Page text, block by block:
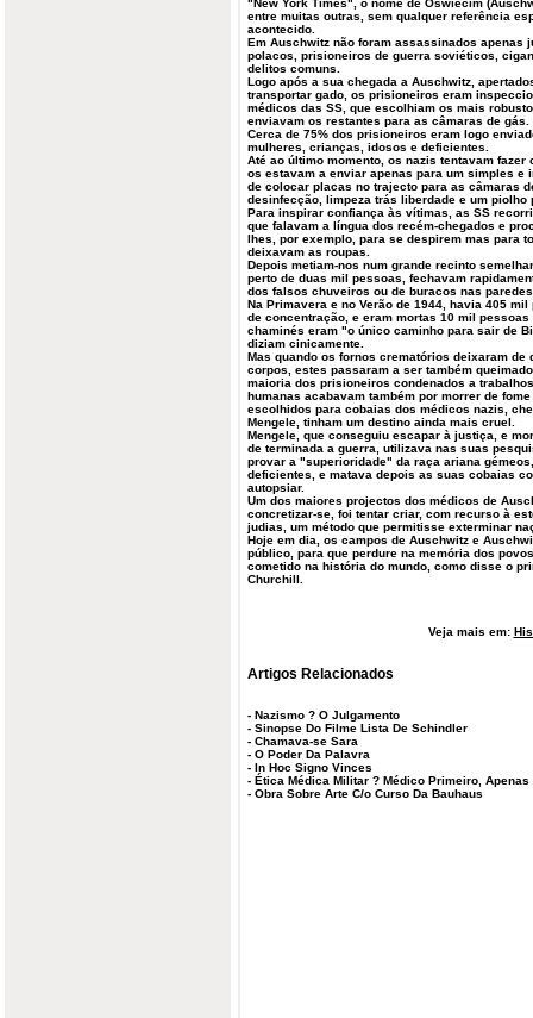
"New York Times", o nome de Oswiecim
entre muitas outras, sem qualquer referência
acontecido.
Em Auschwitz não foram assassinados apenas
polacos, prisioneiros de guerra soviéticos,
delitos comuns.
Logo após a sua chegada a Auschwitz,
transportar gado, os prisioneiros eram
médicos das SS, que escolhiam os mais
enviavam os restantes para as câmaras de gás.
Cerca de 75% dos prisioneiros eram logo
mulheres, crianças, idosos e deficientes.
Até ao último momento, os nazis tentavam
os estavam a enviar apenas para um simples e
de colocar placas no trajecto para as câmaras
desinfecção, limpeza trás liberdade e um piolho
Para inspirar confiança às vítimas, as SS
que falavam a língua dos recém-chegados e
lhes, por exemplo, para se despirem mas para
deixavam as roupas.
Depois metiam-nos num grande recinto
perto de duas mil pessoas, fechavam
dos falsos chuveiros ou de buracos nas
Na Primavera e no Verão de 1944, havia 405
de concentração, e eram mortas 10 mil
chaminés eram "o único caminho para sair de
diziam cinicamente.
Mas quando os fornos crematórios deixaram de
corpos, estes passaram a ser também
maioria dos prisioneiros condenados a
humanas acabavam também por morrer de
escolhidos para cobaias dos médicos nazis,
Mengele, tinham um destino ainda mais cruel.
Mengele, que conseguiu escapar à justiça, e
de terminada a guerra, utilizava nas suas
provar a "superioridade" da raça ariana
deficientes, e matava depois as suas cobaias
autopsiar.
Um dos maiores projectos dos médicos de
concretizar-se, foi tentar criar, com recurso à
judias, um método que permitisse exterminar
Hoje em dia, os campos de Auschwitz e
público, para que perdure na memória dos
cometido na história do mundo, como disse o
Churchill.
Veja mais em:
Artigos Relacionados
- Nazismo ? O Julgamento
- Sinopse Do Filme Lista De Schindler
- Chamava-se Sara
- O Poder Da Palavra
- In Hoc Signo Vinces
- Ética Médica Militar ? Médico Primeiro, Apenas
- Obra Sobre Arte C/o Curso Da Bauhaus